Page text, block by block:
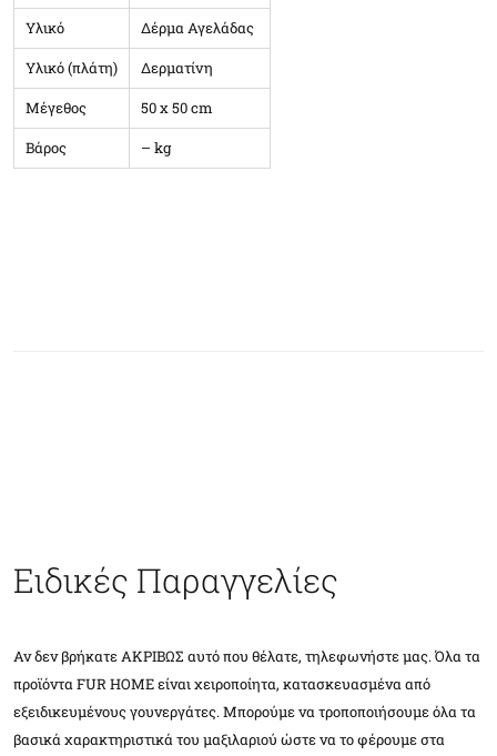
Υλικό
Δέρμα Αγελάδας
Υλικό (πλάτη)
Δερματίνη
Μέγεθος
50 x 50 cm
Βάρος
– kg
Ειδικές Παραγγελίες
Αν δεν βρήκατε ΑΚΡΙΒΩΣ αυτό που θέλατε, τηλεφωνήστε μας. Όλα τα
προϊόντα FUR HOME είναι χειροποίητα, κατασκευασμένα από
εξειδικευμένους γουνεργάτες. Μπορούμε να τροποποιήσουμε όλα τα
βασικά χαρακτηριστικά του μαξιλαριού ώστε να το φέρουμε στα